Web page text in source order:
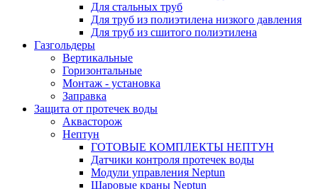
Для стальных труб
Для труб из полиэтилена низкого давления
Для труб из сшитого полиэтилена
Газгольдеры
Вертикальные
Горизонтальные
Монтаж - установка
Заправка
Защита от протечек воды
Аквасторож
Нептун
ГОТОВЫЕ КОМПЛЕКТЫ НЕПТУН
Датчики контроля протечек воды
Модули управления Neptun
Шаровые краны Neptun